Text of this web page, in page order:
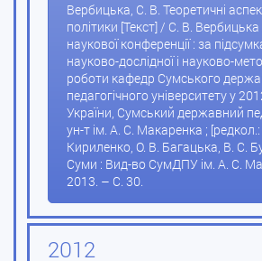
Вербицька, С. В. Теоретичні аспекти освітньої
політики [Текст] / С. В.
наукової конференції : за
науково-дослідної і науково-
роботи кафедр Сумського
педагогічного університету у
України, Сумський державний
ун-т ім. А. С. Макаренка ; [редкол.:
Кириленко, О. В. Багацька, В. С.
Суми : Вид-во СумДПУ ім. А. С.
2013. – С. 30.
2012